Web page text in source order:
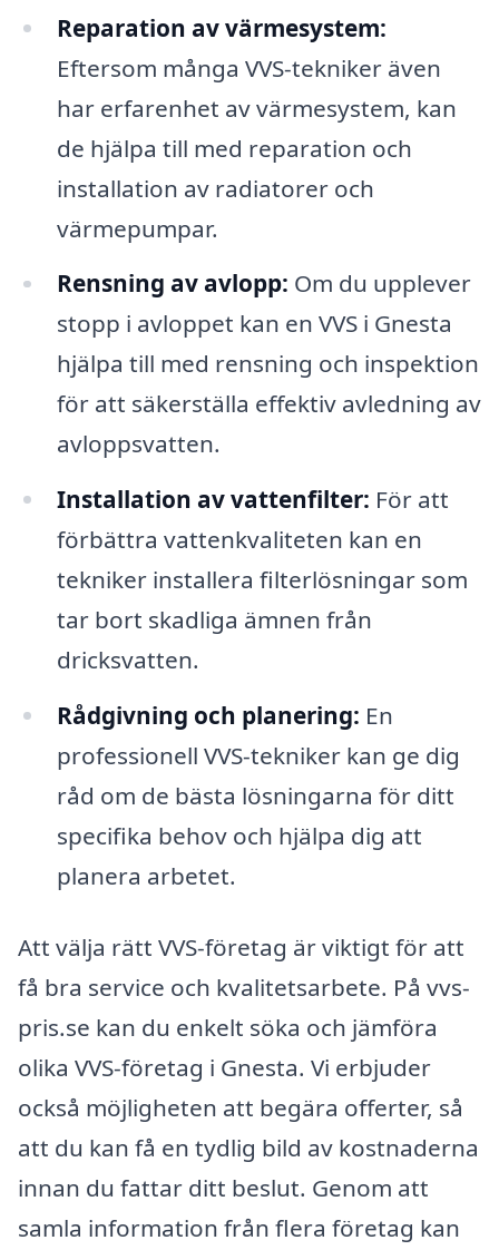
Reparation av värmesystem:
Eftersom många VVS-tekniker även
har erfarenhet av värmesystem, kan
de hjälpa till med reparation och
installation av radiatorer och
värmepumpar.
Rensning av avlopp: Om du upplever
stopp i avloppet kan en VVS i Gnesta
hjälpa till med rensning och inspektion
för att säkerställa effektiv avledning av
avloppsvatten.
Installation av vattenfilter: För att
förbättra vattenkvaliteten kan en
tekniker installera filterlösningar som
tar bort skadliga ämnen från
dricksvatten.
Rådgivning och planering: En
professionell VVS-tekniker kan ge dig
råd om de bästa lösningarna för ditt
specifika behov och hjälpa dig att
planera arbetet.
Att välja rätt VVS-företag är viktigt för att
få bra service och kvalitetsarbete. På vvs-
pris.se kan du enkelt söka och jämföra
olika VVS-företag i Gnesta. Vi erbjuder
också möjligheten att begära offerter, så
att du kan få en tydlig bild av kostnaderna
innan du fattar ditt beslut. Genom att
samla information från flera företag kan